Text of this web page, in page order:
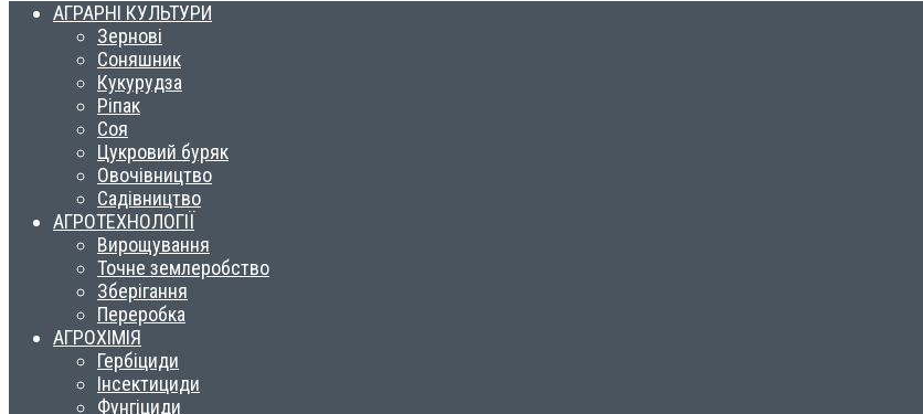
АГРАРНІ КУЛЬТУРИ
Зернові
Соняшник
Кукурудза
Ріпак
Соя
Цукровий буряк
Овочівництво
Садівництво
АГРОТЕХНОЛОГІЇ
Вирощування
Точне землеробство
Зберігання
Переробка
АГРОХІМІЯ
Гербіциди
Інсектициди
Фунгіциди